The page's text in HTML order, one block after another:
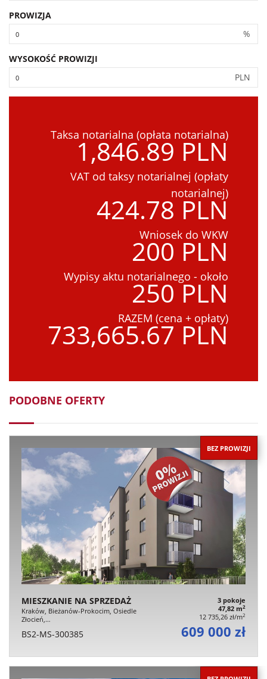
PROWIZJA
%
WYSOKOŚĆ PROWIZJI
PLN
Taksa notarialna (opłata notarialna)
1,846.89 PLN
VAT od taksy notarialnej (opłaty
notarialnej)
424.78 PLN
Wniosek do WKW
200 PLN
Wypisy aktu notarialnego - około
250 PLN
RAZEM (cena + opłaty)
733,665.67 PLN
PODOBNE OFERTY
BEZ PROWIZJI
MIESZKANIE NA SPRZEDAŻ
Kraków, Bieżanów-Prokocim, Osiedle
Złocień,…
3 pokoje
47,82 m2
12 735,26 zł/m2
BS2-MS-300385 609 000 zł